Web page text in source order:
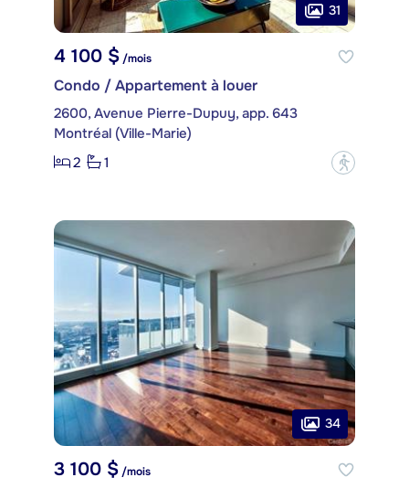
31
4 100 $ /mois
Condo / Appartement à louer
2600, Avenue Pierre-Dupuy, app. 643
Montréal (Ville-Marie)
2
1 ?
34
3 100 $/mois